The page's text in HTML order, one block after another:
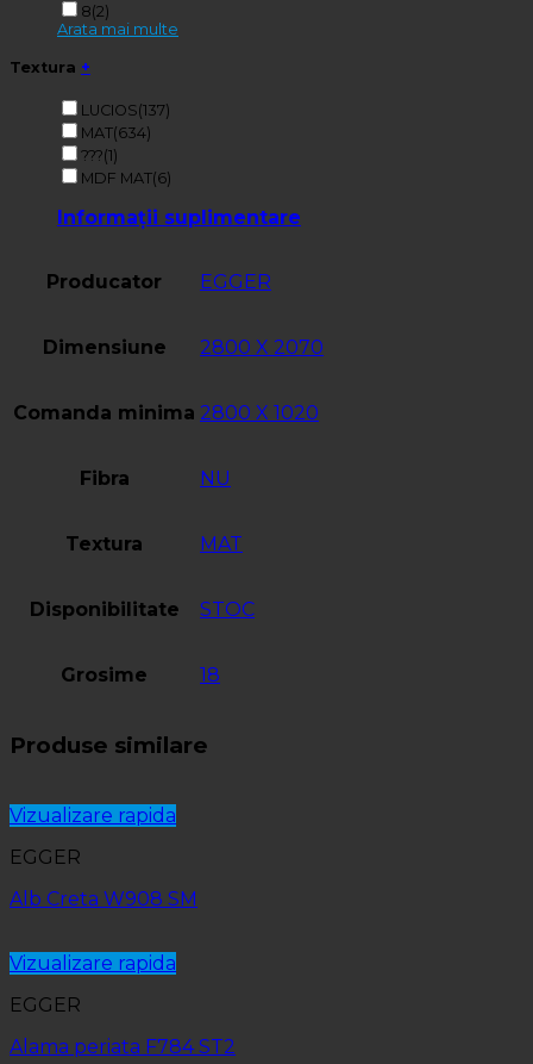
8(2)
Arata mai multe
Textura +
LUCIOS(137)
MAT(634)
???(1)
MDF MAT(6)
Informații suplimentare
Producator EGGER
Dimensiune 2800 X 2070
Comanda minima 2800 X 1020
Fibra NU
Textura MAT
Disponibilitate STOC
Grosime 18
Produse similare
Vizualizare rapida
EGGER
Alb Creta W908 SM
Vizualizare rapida
EGGER
Alama periata F784 ST2